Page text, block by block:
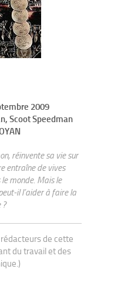
2009
Scoot Speedman
réinvente sa vie sur
entraîne de vives
monde. Mais le
il l’aider à faire la
?
de cette
du travail et des